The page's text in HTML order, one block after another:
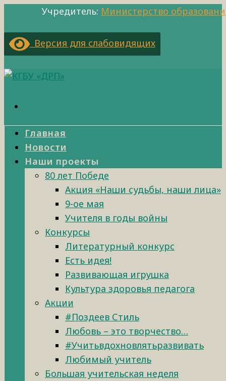
Учредитель: Министерство
Версия для слабовидящих
Главная
Новости
Наши проекты
80 лет Победе
Акция «Наши судьбы, наши лица»
9-ое мая
Учителя в годы войны
Конкурсы
Литературный конкурс
Есть идея!
Развивающая игрушка
Культура здоровья педагога
Акции
#Поздеев Стиль
Любовь – это творчество…
#Учитьвдохновлятьразвивать
Любимый учитель
Большая учительская неделя